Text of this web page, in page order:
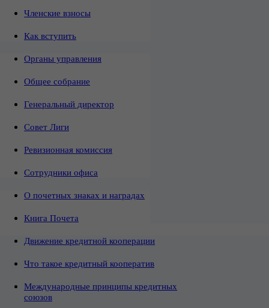
Членские взносы
Как вступить
Органы управления
Общее собрание
Генеральный директор
Совет Лиги
Ревизионная комиссия
Сотрудники офиса
О почетных знаках и наградах
Книга Почета
Движение кредитной кооперации
Что такое кредитный кооператив
Международные принципы кредитных
союзов